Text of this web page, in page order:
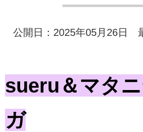
公開日：2025年05月26日
sueru＆マタ
ガ